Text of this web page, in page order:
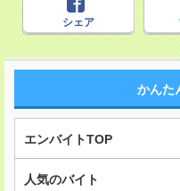
シェア
かんた
エンバイトTOP
人気のバイト